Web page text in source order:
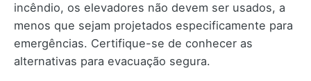
incêndio, os elevadores não devem ser usados, a
menos que sejam projetados especificamente para
emergências. Certifique-se de conhecer as
alternativas para evacuação segura.